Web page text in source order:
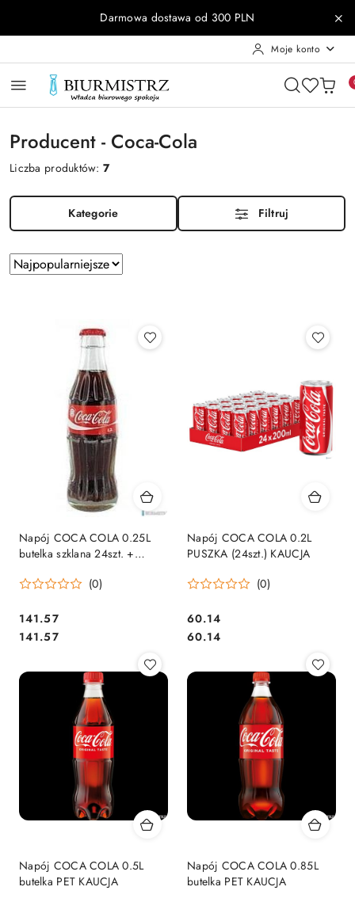
Przejdź do treści głównej
Przejdź do wyszukiwarki
Przejdź do moje konto
Przejdź do menu głównego
Przejdź do stopkiDarmowa dostawa od 300 PLN
Moje konto
Producent - Coca-Cola
Liczba produktów:7
Kategorie Filtruj
Zastosowano
sortowanie:
Sortuj
według
Napój COCA COLA 0.25L
butelka szklana 24szt. +
(0)
Cena:
141.57
Cena:
141.57
Napój COCA COLA 0.2L
PUSZKA (24szt.) KAUCJA
(0)
Cena:
60.14
Cena:
60.14
Napój COCA COLA 0.5L
butelka PET KAUCJA
Napój COCA COLA 0.85L
butelka PET KAUCJA